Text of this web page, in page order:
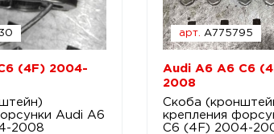
(4F) 2004-
Audi A6
2008
арт. A775795
Audi A6 A6 C6
2008
Скоба
крепления
C6 (4F) 2004-